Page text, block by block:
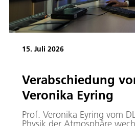
15. Juli 2026
Verabschiedung
Veronika Eyring
Prof. Veronika Eyring vom